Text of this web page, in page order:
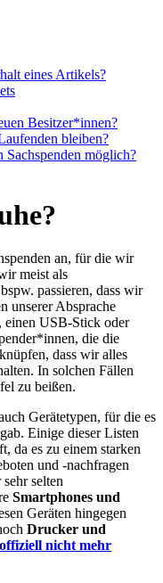
eines Artikels?
Besitzer*innen?
bleiben?
möglich?
an, für die wir
meist als
passieren, dass wir
unserer Absprache
einen USB-Stick oder
die die
dass wir alles
In solchen Fällen
zu beißen.
Gerätetypen, für die es
Einige dieser Listen
da es zu einem starken
und -nachfragen
selten
Smartphones und
Geräten hingegen
Drucker und
offiziell nicht mehr